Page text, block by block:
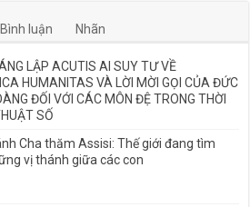
Bình luận Nhãn
LẬP ACUTIS AI SUY TƯ VỀ
HUMANITAS VÀ LỜI MỜI GỌI CỦA ĐỨC
ĐỐI VỚI CÁC MÔN ĐỆ TRONG THỜI
SỐ
Cha thăm Assisi: Thế giới đang tìm
vị thánh giữa các con